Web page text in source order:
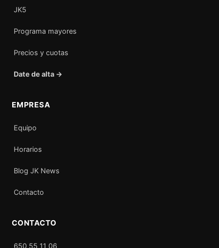
JK5
Programa mayores
Precios y cuotas
Date de alta →
EMPRESA
Equipo
Horarios
Blog JK News
Contacto
CONTACTO
650 55 11 06